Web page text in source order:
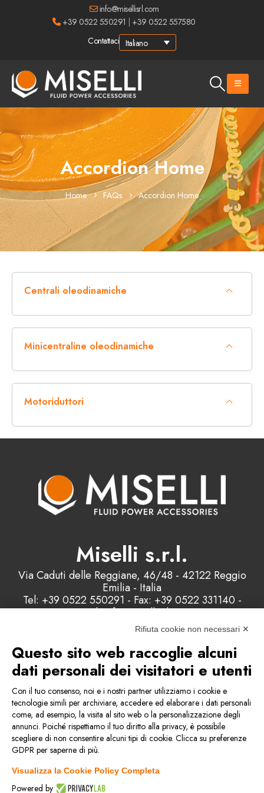
info@misellisrl.com
+39 0522 550291
+39 0522 557580
Contattaci Italiano
Accordion Home
Home FAQs Accordion Home
Centrali oleodinamiche
Minicentraline oleodinamiche
Motoriduttori
Miselli s.r.l.
Via Caduti delle Reggiane, 46/48 - 42122 Reggio
Emilia - Italia
Tel: +39 0522 550291 - Fax: +39 0522 331140 -
Email: info@misellisrl.com
P.IVA e C.F. : 00178200358 - Capitale Sociale:
98.000 euro
Contattaci
Condizioni generali di vendita
Privacy & Cookie Policy
Politica della qualità
Rifiuta cookie non necessari ✕
Questo sito web raccoglie alcuni
dati personali dei visitatori e utenti
Con il tuo consenso, noi e i nostri partner utilizziamo i cookie e
tecnologie simili per archiviare, accedere ed elaborare i dati personali
come, ad esempio, la visita al sito web o la personalizzazione degli
annunci. Poiché rispettiamo il tuo diritto alla privacy, è possibile
scegliere di non consentire alcuni tipi di cookie. Clicca su preferenze
GDPR per saperne di più.
Visualizza la Cookie Policy Completa
Powered by